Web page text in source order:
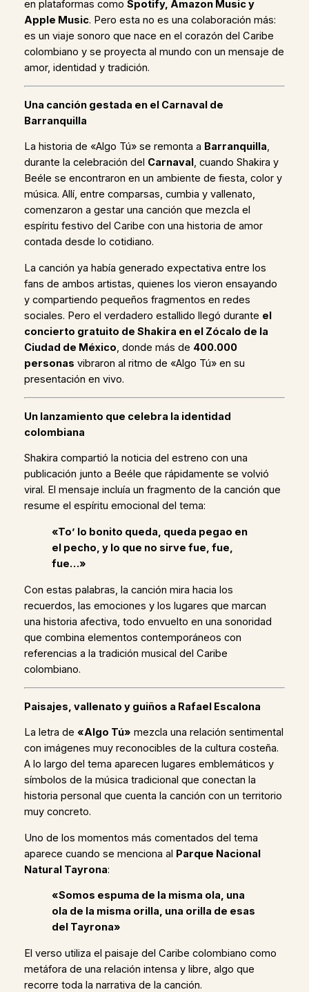
en plataformas como Spotify, Amazon Music y
Apple Music. Pero esta no es una colaboración más:
es un viaje sonoro que nace en el corazón del Caribe
colombiano y se proyecta al mundo con un mensaje de
amor, identidad y tradición.
Una canción gestada en el Carnaval de
Barranquilla
La historia de «Algo Tú» se remonta a Barranquilla,
durante la celebración del Carnaval , cuando Shakira y
Beéle se encontraron en un ambiente de fiesta, color y
música. Allí, entre comparsas, cumbia y vallenato,
comenzaron a gestar una canción que mezcla el
espíritu festivo del Caribe con una historia de amor
contada desde lo cotidiano.
La canción ya había generado expectativa entre los
fans de ambos artistas, quienes los vieron ensayando
y compartiendo pequeños fragmentos en redes
sociales. Pero el verdadero estallido llegó durante el
concierto gratuito de Shakira en el Zócalo de la
Ciudad de México, donde más de 400.000
personas vibraron al ritmo de «Algo Tú» en su
presentación en vivo.
Un lanzamiento que celebra la identidad
colombiana
Shakira compartió la noticia del estreno con una
publicación junto a Beéle que rápidamente se volvió
viral. El mensaje incluía un fragmento de la canción que
resume el espíritu emocional del tema:
«To’ lo bonito queda, queda pegao en
el pecho, y lo que no sirve fue, fue,
fue…»
Con estas palabras, la canción mira hacia los
recuerdos, las emociones y los lugares que marcan
una historia afectiva, todo envuelto en una sonoridad
que combina elementos contemporáneos con
referencias a la tradición musical del Caribe
colombiano.
Paisajes, vallenato y guiños a Rafael Escalona
La letra de «Algo Tú» mezcla una relación sentimental
con imágenes muy reconocibles de la cultura costeña.
A lo largo del tema aparecen lugares emblemáticos y
símbolos de la música tradicional que conectan la
historia personal que cuenta la canción con un territorio
muy concreto.
Uno de los momentos más comentados del tema
aparece cuando se menciona al Parque Nacional
Natural Tayrona:
«Somos espuma de la misma ola, una
ola de la misma orilla, una orilla de esas
del Tayrona»
El verso utiliza el paisaje del Caribe colombiano como
metáfora de una relación intensa y libre, algo que
recorre toda la narrativa de la canción.